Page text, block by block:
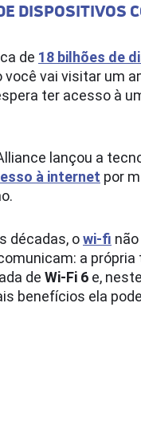
DISPOSITIVOS
de 18 bilhões de
você vai visitar um
ter acesso à
lançou a
à internet por
décadas, owi-fi
a
de Wi-Fi 6 e,
benefícios ela